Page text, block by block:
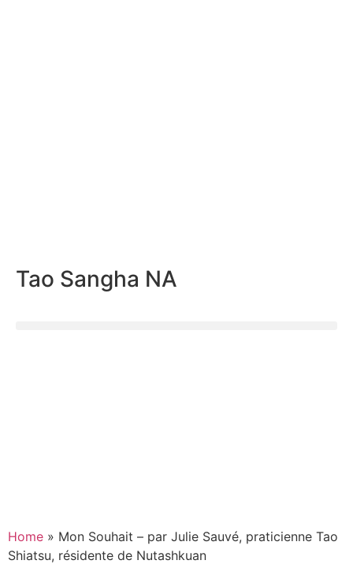
Tao Sangha NA
Home » Mon Souhait – par Julie Sauvé, praticienne Tao
Shiatsu, résidente de Nutashkuan